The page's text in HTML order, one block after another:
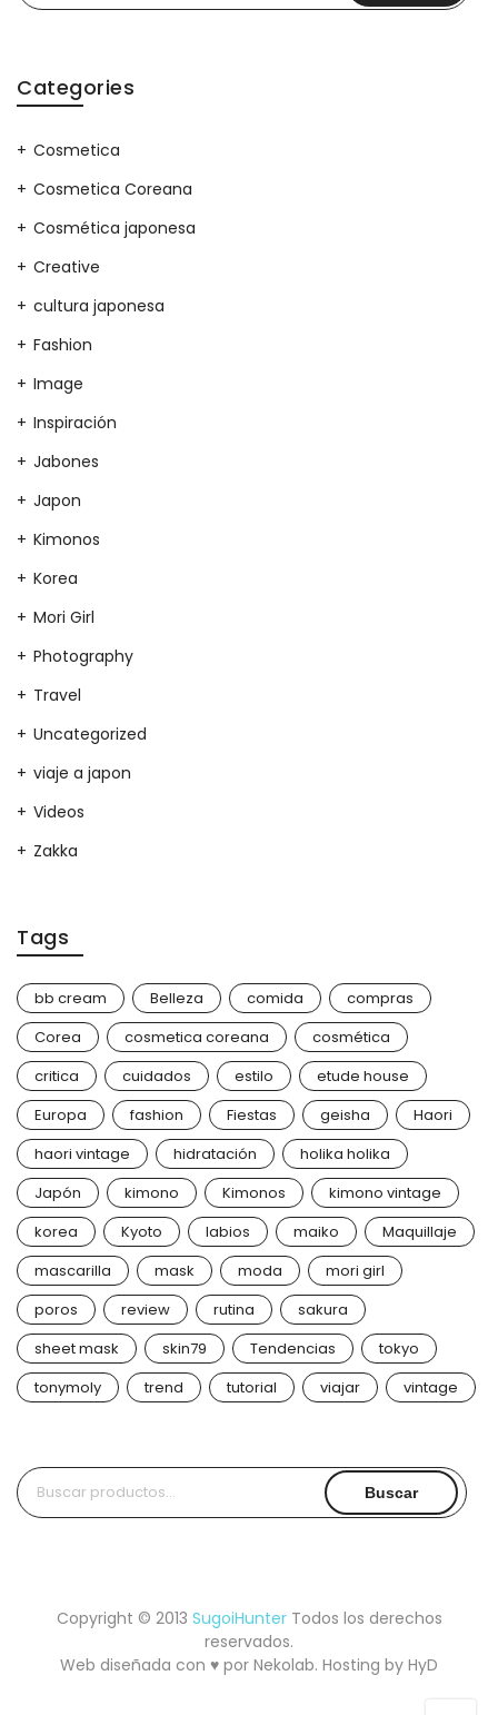
Categories
Cosmetica
Cosmetica Coreana
Cosmética japonesa
Creative
cultura japonesa
Fashion
Image
Inspiración
Jabones
Japon
Kimonos
Korea
Mori Girl
Photography
Travel
Uncategorized
viaje a japon
Videos
Zakka
Tags
bb cream Belleza comida
compras
Corea
cosmetica coreana
cosmética
critica
cuidados estilo
etude house
Europa
fashion Fiestas geisha
Haori
haori vintage
hidratación
holika holika
Japón
kimono Kimonos
kimono vintage
korea
Kyoto labios maiko
Maquillaje
mascarilla
mask moda
mori girl
poros
review rutina
sakura
sheet mask
skin79 Tendencias
tokyo
tonymoly
trend tutorial viajar vintage
Buscar
por:
Buscar
Copyright © 2013 SugoiHunterTodos los derechos
reservados.
Web diseñada con ♥ por Nekolab. Hosting by HyD